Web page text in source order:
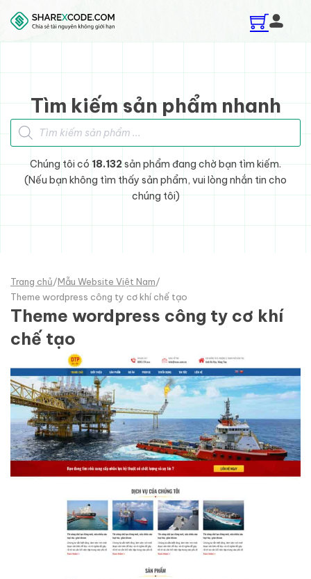
Skip to main content
Skip to footer
Tìm kiếm sản phẩm nhanh
Tìm kiếm sản phẩm
Chúng tôi có 18.132sản phẩm đang chờ bạn tìm kiếm.
(Nếu bạn không tìm thấy sản phẩm, vui lòng nhắn tin cho
chúng tôi)
Trang chủ/Mẫu Website Việt Nam/
Theme wordpress công ty cơ khí chế tạo
Theme wordpress công ty cơ khí
chế tạo